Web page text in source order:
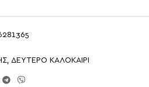
ΔΕΥΤΕΡΟ ΚΑΛΟΚΑΙΡΙ